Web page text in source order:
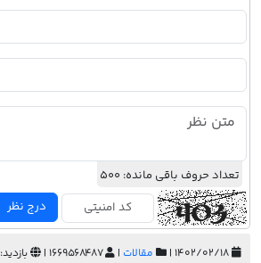
تعداد حروف باقی مانده: 500
درج نظر
مقالات |
1669568487 | بازدید: 2840 |